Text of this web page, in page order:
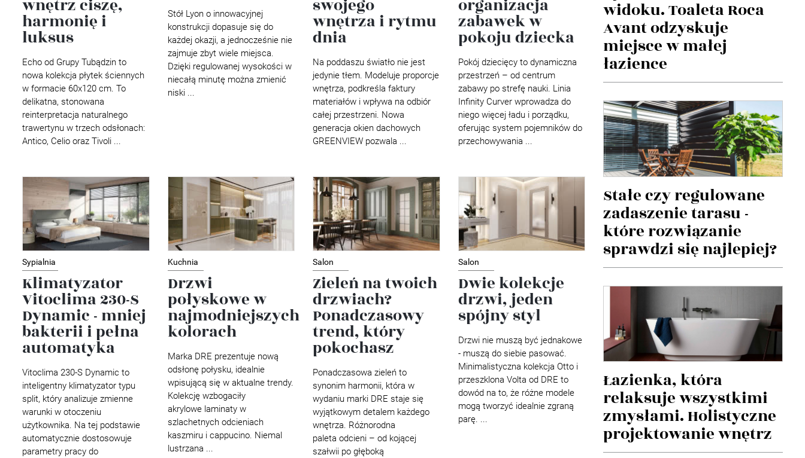
DIY
wnętrz ciszę,
harmonię i
luksus
Echo od Grupy Tubądzin to
nowa kolekcja płytek ściennych
w formacie 60x120 cm. To
delikatna, stonowana
reinterpretacja naturalnego
trawertynu w trzech odsłonach:
Antico, Celio oraz Tivoli ...
Stół Lyon o innowacyjnej
konstrukcji dopasuje się do
każdej okazji, a jednocześnie nie
zajmuje zbyt wiele miejsca.
Dzięki regulowanej wysokości w
niecałą minutę można zmienić
niski ...
swojego
wnętrza i rytmu
dnia
Na poddaszu światło nie jest
jedynie tłem. Modeluje proporcje
wnętrza, podkreśla faktury
materiałów i wpływa na odbiór
całej przestrzeni. Nowa
generacja okien dachowych
GREENVIEW pozwala ...
organizacja
zabawek w
pokoju dziecka
Pokój dziecięcy to dynamiczna
przestrzeń – od centrum
zabawy po strefę nauki. Linia
Infinity Curver wprowadza do
niego więcej ładu i porządku,
oferując system pojemników do
przechowywania ...
Sypialnia
Klimatyzator
Vitoclima 230-S
Dynamic - mniej
bakterii i pełna
automatyka
Vitoclima 230-S Dynamic to
inteligentny klimatyzator typu
split, który analizuje zmienne
warunki w otoczeniu
użytkownika. Na tej podstawie
automatycznie dostosowuje
parametry pracy do
Kuchnia
Drzwi
połyskowe w
najmodniejszych
kolorach
Marka DRE prezentuje nową
odsłonę połysku, idealnie
wpisującą się w aktualne trendy.
Kolekcję wzbogaciły
akrylowe laminaty w
szlachetnych odcieniach
kaszmiru i cappucino. Niemal
lustrzana ...
Salon
Zieleń na twoich
drzwiach?
Ponadczasowy
trend, który
pokochasz
Ponadczasowa zieleń to
synonim harmonii, która w
wydaniu marki DRE staje się
wyjątkowym detalem każdego
wnętrza. Różnorodna
paleta odcieni – od kojącej
szałwii po głęboką
Salon
Dwie kolekcje
drzwi, jeden
spójny styl
Drzwi nie muszą być jednakowe
- muszą do siebie pasować.
Minimalistyczna kolekcja Otto i
przeszklona Volta od DRE to
dowód na to, że różne modele
mogą tworzyć idealnie zgraną
parę. ...
widoku. Toaleta Roca
Avant odzyskuje
miejsce w małej
łazience
Stałe czy regulowane
zadaszenie tarasu -
które rozwiązanie
sprawdzi się najlepiej?
Łazienka, która
relaksuje wszystkimi
zmysłami. Holistyczne
projektowanie wnętrz